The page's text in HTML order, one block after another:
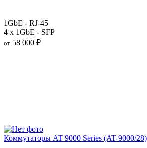
1GbE - RJ-45
4 x 1GbE - SFP
от 58 000 ₽
Коммутаторы AT 9000 Series (AT-9000/28)